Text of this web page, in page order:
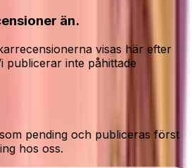
än.
visas här efter
publicerar inte påhittade
pending och publiceras först
hos oss.